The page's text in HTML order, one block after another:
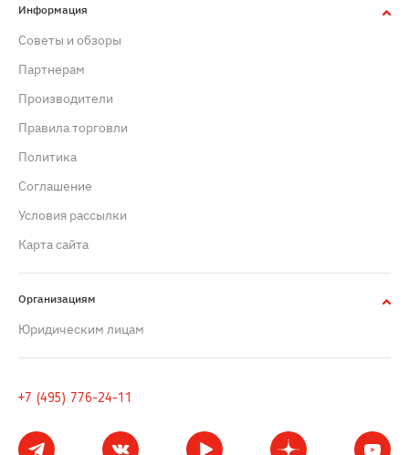
Информация
Советы и обзоры
Партнерам
Производители
Правила торговли
Политика
Cоглашение
Условия рассылки
Карта сайта
Организациям
Юридическим лицам
+7 (495) 776-24-11